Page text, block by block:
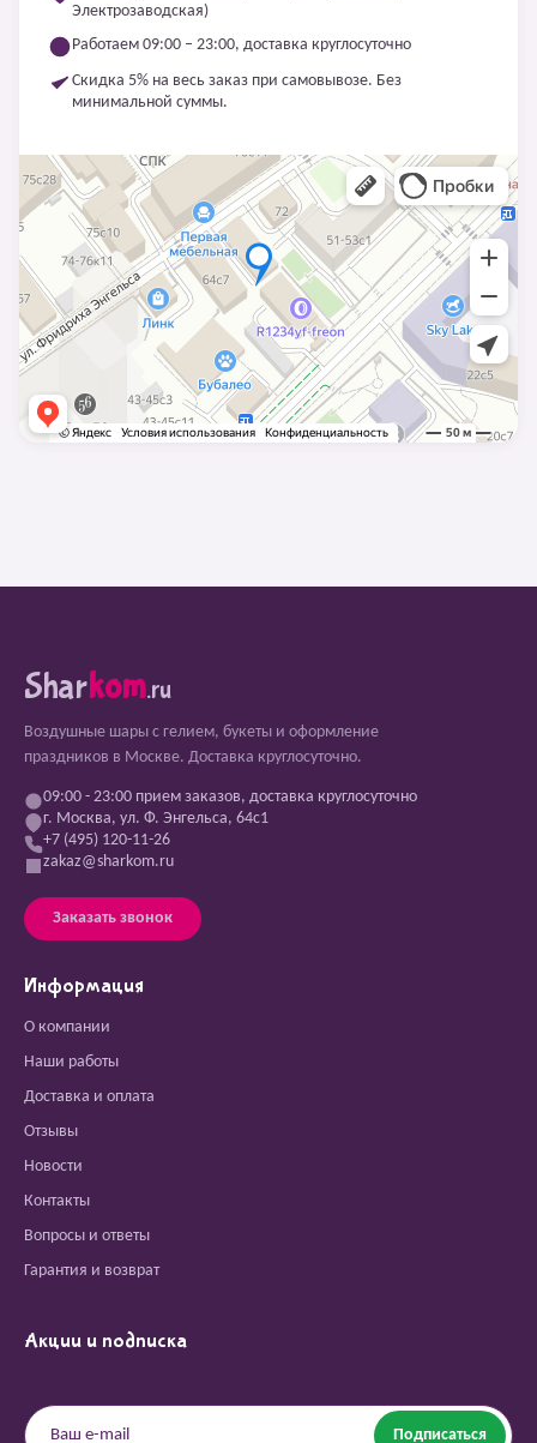
Электрозаводская)
Работаем 09:00 – 23:00, доставка круглосуточно
Скидка 5% на весь заказ при самовывозе. Без
минимальной суммы.
Sharkom.ru
Воздушные шары с гелием, букеты и оформление
праздников в Москве. Доставка круглосуточно.
09:00 - 23:00 прием заказов, доставка круглосуточно
г. Москва, ул. Ф. Энгельса, 64с1
+7 (495) 120-11-26
zakaz@sharkom.ru
Заказать звонок
Информация
О компании
Наши работы
Доставка и оплата
Отзывы
Новости
Контакты
Вопросы и ответы
Гарантия и возврат
Акции и подписка
Подписаться